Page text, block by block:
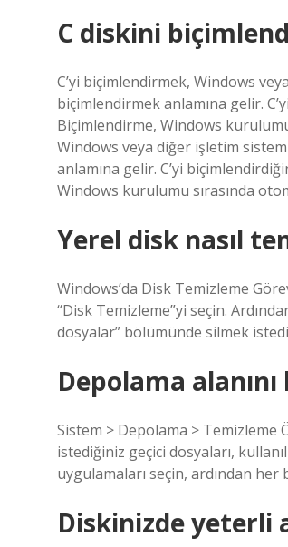
C diskini
C’yi biçimlendirmek, Windows
biçimlendirmek anlamına gelir.
Biçimlendirme, Windows
Windows veya diğer işletim
anlamına gelir. C’yi
Windows kurulumu sırasında
Yerel disk nasıl
Windows’da Disk Temizleme
“Disk Temizleme”yi seçin.
dosyalar” bölümünde silmek
Depolama
Sistem > Depolama > Temizleme
istediğiniz geçici dosyaları,
uygulamaları seçin, ardından her
Diskinizde yeterli